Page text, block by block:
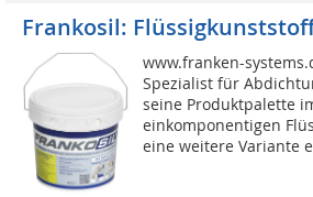
Frankosil:
www.franken-
Spezialist für
seine Produktpalette
einkomponentigen
eine weitere Variante